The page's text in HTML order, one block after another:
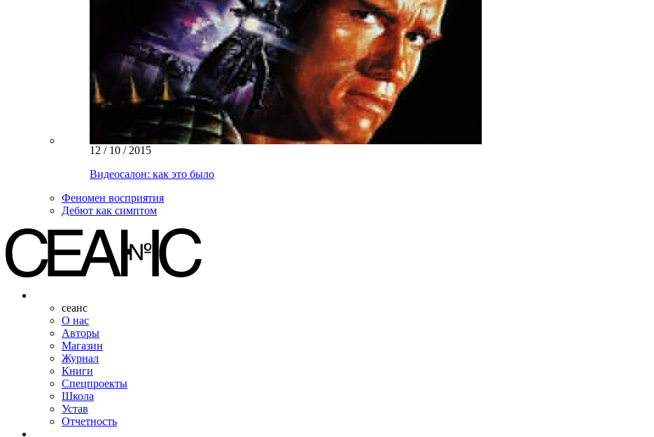
12 / 10 / 2015
Видеосалон: как это было
Феномен восприятия
Дебют как симптом
сеанс
О нас
Авторы
Магазин
Журнал
Книги
Спецпроекты
Школа
Устав
Отчетность